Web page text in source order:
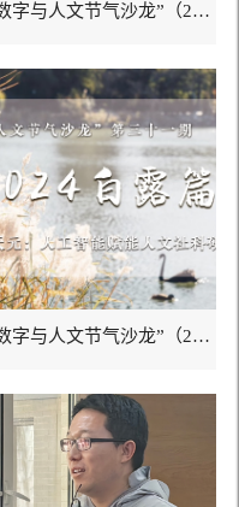
“数字与人文节气沙龙”（2024寒露...
“数字与人文节气沙龙”（2024白露...